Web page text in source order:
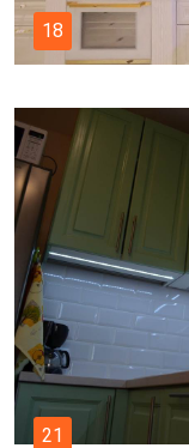
18
21